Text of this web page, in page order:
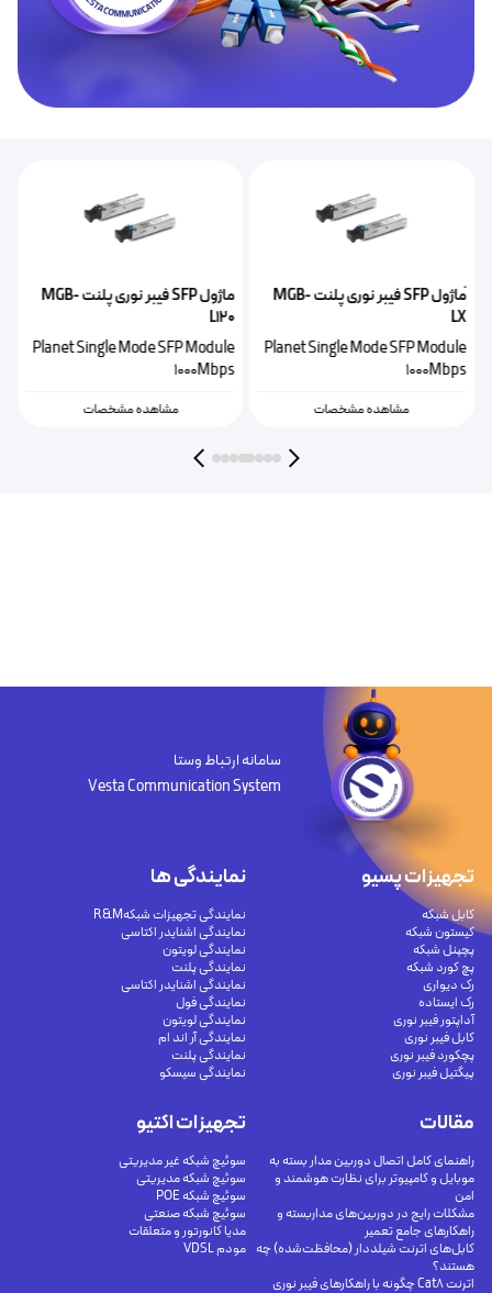
ًماژول SFP‌ فیبر نوری پلنت MGB-
LX
Planet Single Mode SFP Module
1000Mbps
مشاهده مشخصات
ماژول SFP فیبر نوری پلنت MGB-
L120
Planet Single Mode SFP Module
1000Mbps
مشاهده مشخصات
سامانه ارتباط وستا
Vesta Communication System
تجهیزات پسیو
کابل شبکه
کیستون شبکه
پچپنل شبکه
پچ کورد شبکه
رک دیواری
رک ایستاده
آداپتور فیبر نوری
کابل فیبر نوری
پچکورد فیبر نوری
پیگتیل فیبر نوری
تجهیزات اکتیو
سوئیچ شبکه غیر مدیریتی
سوئیچ شبکه مدیریتی
سوئیچ شبکه POE
سوئیچ شبکه صنعتی
مدیا کانورتور و متعلقات
مودم VDSL
نمایندگی ها
نمایندگی تجهیزات شبکهR&M
نمایندگی اشنایدر اکتاسی
نمایندگی لویتون
نمایندگی پلنت
نمایندگی اشنایدر اکتاسی
نمایندگی فول
نمایندگی لویتون
نمایندگی آر اند ام
نمایندگی پلنت
نمایندگی سیسکو
مقالات
راهنمای کامل اتصال دوربین مدار بسته به
موبایل و کامپیوتر برای نظارت هوشمند و
امن
مشکلات رایج در دوربین‌های مداربسته و
راهکارهای جامع تعمیر
کابل‌های اترنت شیلددار (محافظت‌شده) چه
هستند؟
اترنت Cat8 چگونه با راهکارهای فیبر نوری